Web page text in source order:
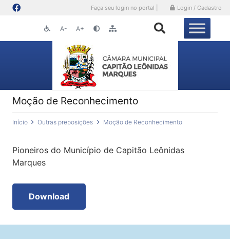
Faça seu login no portal | Login / Cadastro
A- A+
Moção de Reconhecimento
Início Outras preposições Moção de Reconhecimento
Pioneiros do Município de Capitão Leônidas
Marques
Download